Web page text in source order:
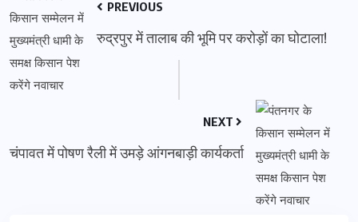
PREVIOUS
रुद्रपुर में तालाब की भूमि पर करोड़ों का घोटाला!
NEXT
चंपावत में पोषण रैली में उमड़े आंगनबाड़ी कार्यकर्ता